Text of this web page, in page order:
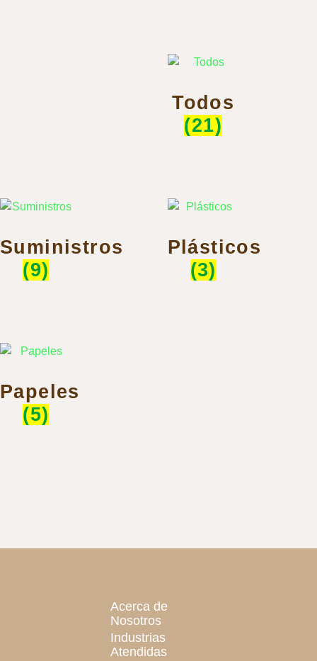
Todos
(21)
Suministros
(9)
Plásticos
(3)
Papeles
(5)
Acerca de
Nosotros
Industrias
Atendidas